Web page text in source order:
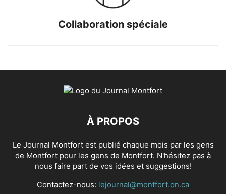
Collaboration spéciale
À PROPOS
Le Journal Montfort est publié chaque mois par les gens
de Montfort pour les gens de Montfort. N'hésitez pas à
nous faire part de vos idées et suggestions!
Contactez-nous: lejournal@montfort.on.ca